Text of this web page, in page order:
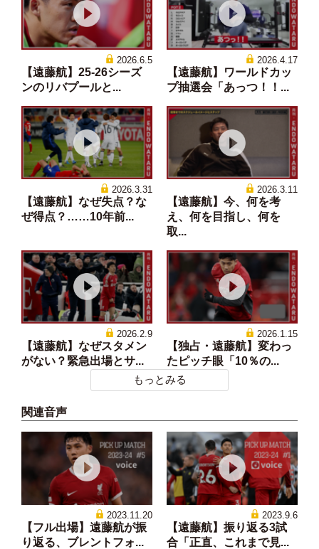
2026.6.5
【遠藤航】25-26シーズ
ンのリバプールと...
2026.4.17
【遠藤航】ワールドカッ
プ抽選会「あっつ！！...
2026.3.31
【遠藤航】なぜ失点？な
ぜ得点？……10年前...
2026.3.11
【遠藤航】今、何を考
え、何を目指し、何を
取...
2026.2.9
【遠藤航】なぜスタメン
がない？緊急出場とサ...
2026.1.15
【独占・遠藤航】変わっ
たピッチ眼「10％の...
もっとみる
関連音声
2023.11.20
【フル出場】遠藤航が振
り返る、ブレントフォ...
2023.9.6
【遠藤航】振り返る3試
合「正直、これまで見...